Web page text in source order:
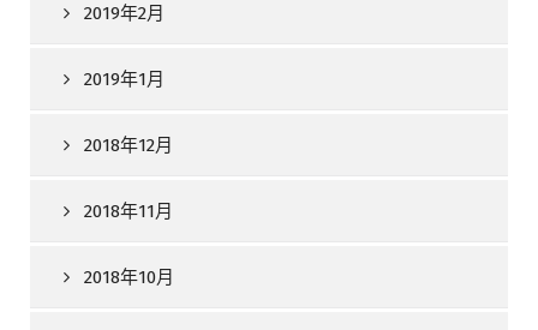
2019年2月
2019年1月
2018年12月
2018年11月
2018年10月